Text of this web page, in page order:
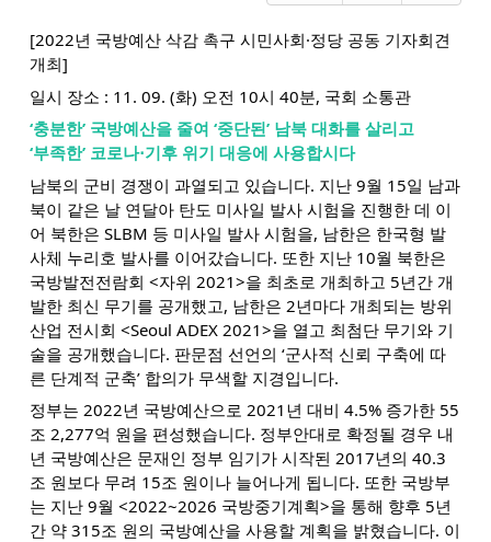
[2022년 국방예산 삭감 촉구 시민사회·정당 공동 기자회견
개최]
일시 장소 : 11. 09. (화) 오전 10시 40분, 국회 소통관
‘충분한’ 국방예산을 줄여 ‘중단된’ 남북 대화를 살리고
‘부족한’ 코로나⋅기후 위기 대응에 사용합시다
남북의 군비 경쟁이 과열되고 있습니다. 지난 9월 15일 남과
북이 같은 날 연달아 탄도 미사일 발사 시험을 진행한 데 이
어 북한은 SLBM 등 미사일 발사 시험을, 남한은 한국형 발
사체 누리호 발사를 이어갔습니다. 또한 지난 10월 북한은
국방발전전람회 <자위 2021>을 최초로 개최하고 5년간 개
발한 최신 무기를 공개했고, 남한은 2년마다 개최되는 방위
산업 전시회 <Seoul ADEX 2021>을 열고 최첨단 무기와 기
술을 공개했습니다. 판문점 선언의 ‘군사적 신뢰 구축에 따
른 단계적 군축’ 합의가 무색할 지경입니다.
정부는 2022년 국방예산으로 2021년 대비 4.5% 증가한 55
조 2,277억 원을 편성했습니다. 정부안대로 확정될 경우 내
년 국방예산은 문재인 정부 임기가 시작된 2017년의 40.3
조 원보다 무려 15조 원이나 늘어나게 됩니다. 또한 국방부
는 지난 9월 <2022~2026 국방중기계획>을 통해 향후 5년
간 약 315조 원의 국방예산을 사용할 계획을 밝혔습니다. 이